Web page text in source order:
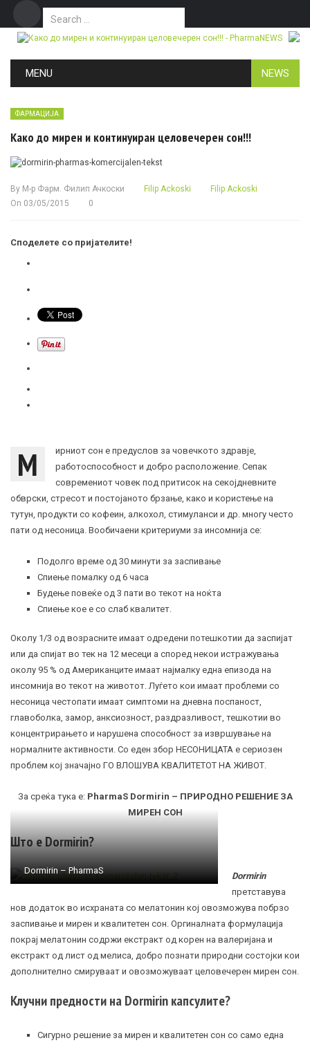
Search for:
MENU NEWS
ФАРМАЦИЈА
Како до мирен и континуиран целовечерен сон!!!
By М-р Фарм. Филип Ачкоски Filip Ackoski
Filip Ackoski
On 03/05/2015 0
Споделете со пријателите!
М
ирниот сон е предуслов за човечкото здравје,
работоспособност и добро расположение. Сепак
современиот човек под притисок на секојдневните
обврски, стресот и постојаното брзање, како и користење на
тутун, продукти со кофеин, алкохол, стимуланси и др. многу често
пати од несоница . Вообичаени критериуми за инсомнија се:
Подолго време од 30 минути за заспивање
Спиење помалку од 6 часа
Будење повеќе од 3 пати во текот на ноќта
Спиење кое е со слаб квалитет.
Околу 1/3 од возрасните имаат одредени потешкотии да заспијат
или да спијат во тек на 12 месеци а според некои истражувања
околу 95 % од Американците имаат најмалку една епизода на
инсомнија во текот на животот. Луѓето кои имаат проблеми со
несоница честопати имаат симптоми на дневна поспаност,
главоболка, замор, анксиозност, раздразливост, тешкотии во
концентрирањето и нарушена способност за извршување на
нормалните активности. Со еден збор НЕСОНИЦАТА е сериозен
проблем кој значајно ГО ВЛОШУВА КВАЛИТЕТОТ НА ЖИВОТ.
За среќа тука е: PharmaS Dormirin – ПРИРОДНО РЕШЕНИЕ ЗА
МИРЕН СОН
Што е Dormirin?
Dormirin – PharmaS
Dormirin
претставува
нов додаток во исхраната со мелатонин кој овозможува побрзо
заспивање и мирен и квалитетен сон. Оргиналната формулација
покрај мелатонин содржи екстракт од корен на валеријана и
екстракт од лист од мелиса, добро познати природни состојки кои
дополнително смируваат и овозможуваат целовечерен мирен сон.
Клучни предности на Dormirin капсулите?
Сигурно решение за мирен и квалитетен сон со само една